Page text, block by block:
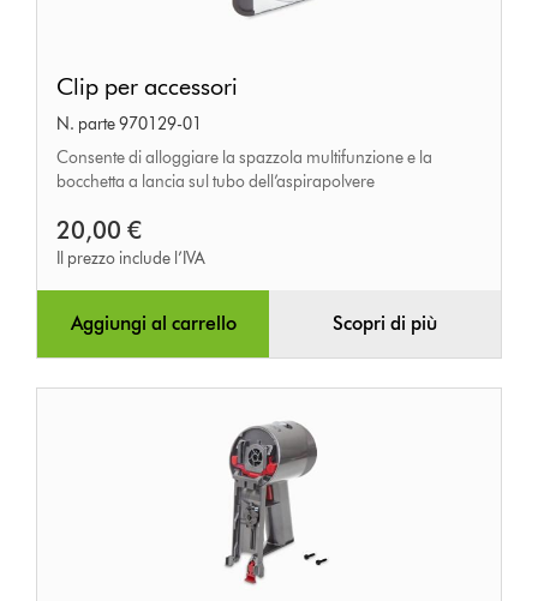
per
accessori
Clip per accessori
N. parte 970129-01
Consente di alloggiare la spazzola multifunzione e la
bocchetta a lancia sul tubo dell’aspirapolvere
20,00 €
Il prezzo include l’IVA
Aggiungi al carrello Scopri di più